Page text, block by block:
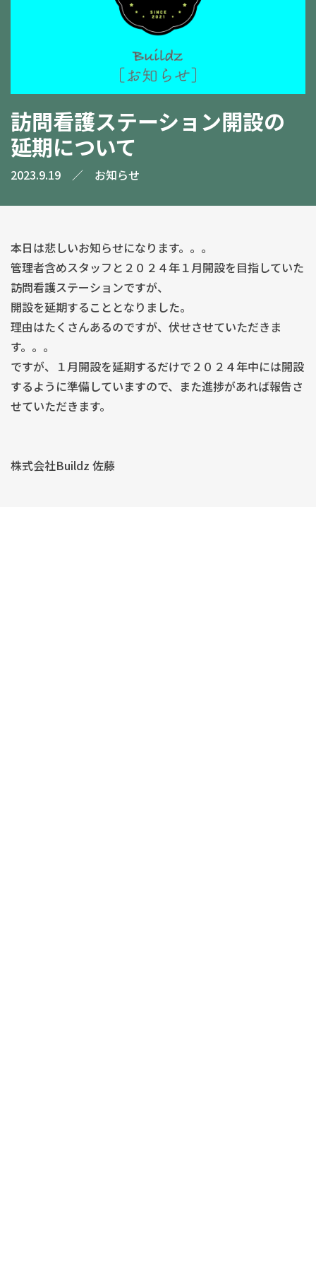
訪問看護ステーション開設の
延期について
2023.9.19 ／ お知らせ
本日は悲しいお知らせになります。。。
管理者含めスタッフと２０２４年１月開設を目指していた
訪問看護ステーションですが、
開設を延期することとなりました。
理由はたくさんあるのですが、伏せさせていただきま
す。。。
ですが、１月開設を延期するだけで２０２４年中には開設
するように準備していますので、また進捗があれば報告さ
せていただきます。
株式会社Buildz 佐藤